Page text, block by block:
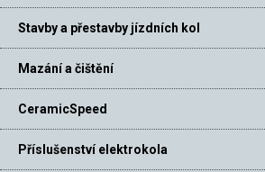
Stavby a přestavby jízdních kol
Mazání a čištění
CeramicSpeed
Příslušenství elektrokola